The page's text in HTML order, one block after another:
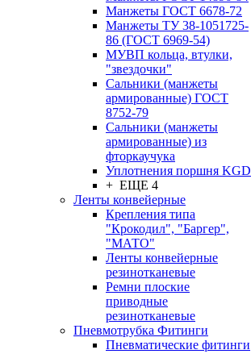
Манжеты ГОСТ 6678-72
Манжеты ТУ 38-1051725-
86 (ГОСТ 6969-54)
МУВП кольца, втулки,
"звездочки"
Сальники (манжеты
армированные) ГОСТ
8752-79
Сальники (манжеты
армированные) из
фторкаучука
Уплотнения поршня KGD
+ ЕЩЕ 4
Ленты конвейерные
Крепления типа
"Крокодил", "Баргер",
"МАТО"
Ленты конвейерные
резинотканевые
Ремни плоские
приводные
резинотканевые
Пневмотрубка Фитинги
Пневматические фитинги